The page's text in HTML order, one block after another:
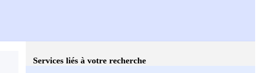
Services liés à votre recherche